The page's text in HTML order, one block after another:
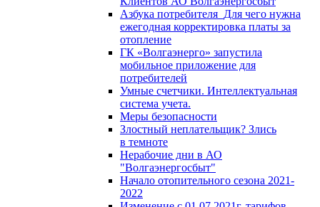
Азбука потребителя_Для чего нужна
ежегодная корректировка платы за
отопление
ГК «Волгаэнерго» запустила
мобильное приложение для
потребителей
Умные счетчики. Интеллектуальная
система учета.
Меры безопасности
Злостный неплательщик? Злись
в темноте
Нерабочие дни в АО
"Волгаэнергосбыт"
Начало отопительного сезона 2021-
2022